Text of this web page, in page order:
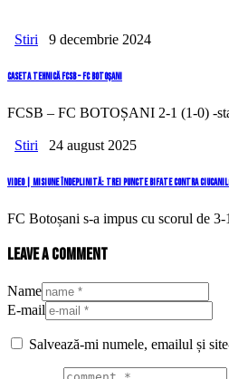
Stiri 9 decembrie 2024
Caseta tehnică FCSB – FC Botoșani
FCSB – FC BOTOȘANI 2-1 (1-0) -
Stiri 24 august 2025
VIDEO | Misiune îndeplinită: trei puncte bifate contra
FC Botoșani s-a impus cu scorul de
Leave a comment
Name
E-mail
Salvează-mi numele, emailul și